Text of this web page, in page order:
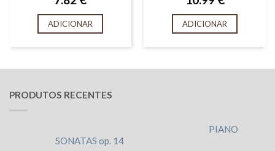
ADICIONAR ADICIONAR
PRODUTOS RECENTES
PIANO
SONATAS op. 14